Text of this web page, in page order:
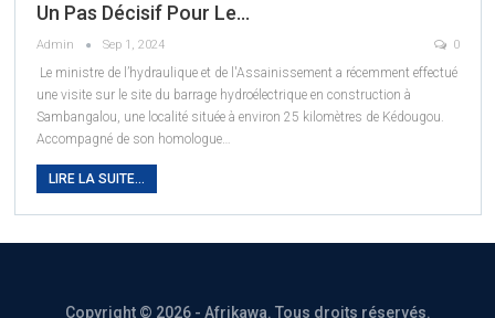
Un Pas Décisif Pour Le…
Admin Sep 1, 2024 0
Le ministre de l’hydraulique et de l'Assainissement a récemment effectué
une visite sur le site du barrage hydroélectrique en construction à
Sambangalou, une localité située à environ 25 kilomètres de Kédougou.
Accompagné de son homologue…
LIRE LA SUITE...
Copyright © 2026 - Afrikawa. Tous droits réservés.